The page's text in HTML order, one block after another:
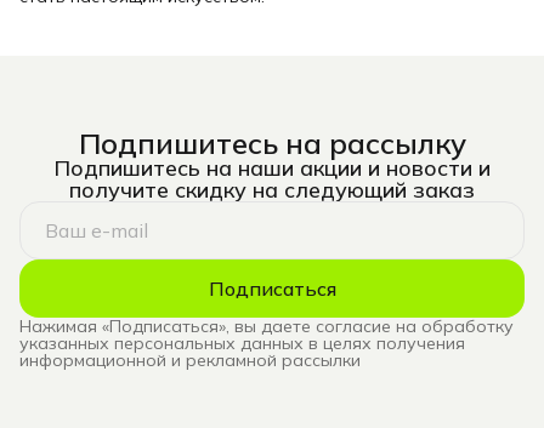
Подпишитесь на рассылку
Подпишитесь на наши акции и новости и
получите скидку на следующий заказ
Подписаться
Нажимая «Подписаться», вы даете согласие на обработку
указанных персональных данных в целях получения
информационной и рекламной рассылки